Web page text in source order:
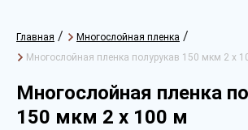
Главная / Многослойная пленка /
Многослойная пленка полурукав 150 мкм 2 х
Многослойная пленка
150 мкм 2 х 100 м